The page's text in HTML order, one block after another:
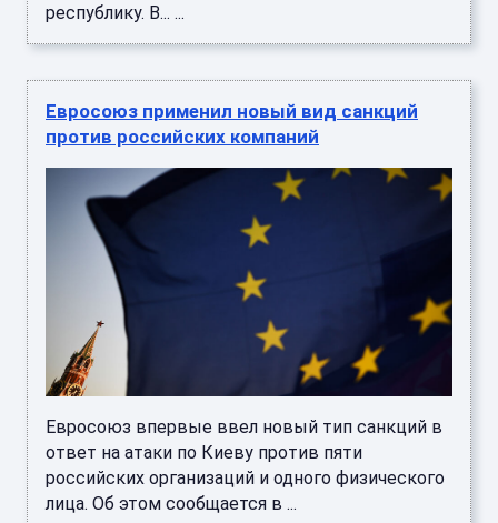
республику. В... ...
Евросоюз применил новый вид санкций
против российских компаний
Евросоюз впервые ввел новый тип санкций в
ответ на атаки по Киеву против пяти
российских организаций и одного физического
лица. Об этом сообщается в ...